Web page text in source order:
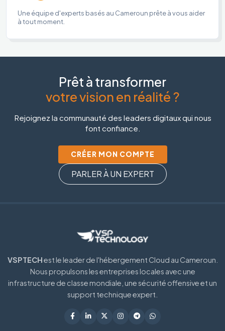
Une équipe d'experts basés au Cameroun prête à vous aider
à tout moment.
Prêt à transformer
votre vision en réalité ?
Rejoignez la communauté des leaders digitaux qui nous
font confiance.
CRÉER MON COMPTE
PARLER À UN EXPERT
VSPTECHest le leader de l'hébergement Cloud au Cameroun.
Nous propulsons les entreprises locales avec une
infrastructure de classe mondiale, une sécurité offensive et un
support technique expert.